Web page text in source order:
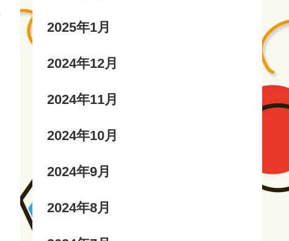
2025年1月
2024年12月
2024年11月
2024年10月
2024年9月
2024年8月